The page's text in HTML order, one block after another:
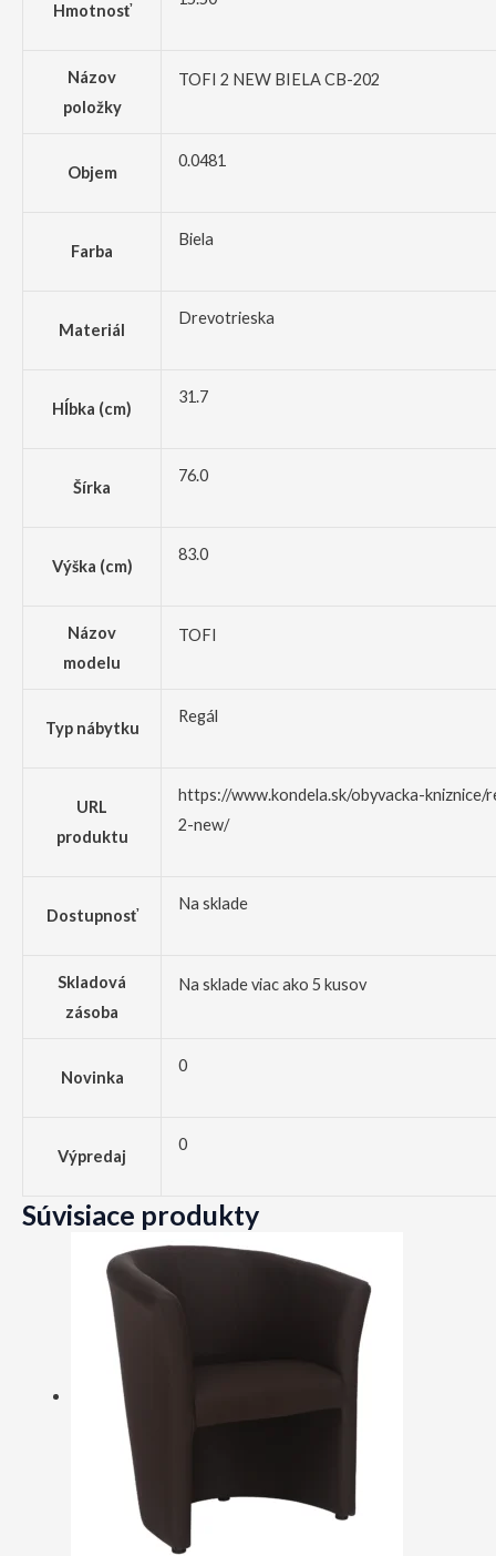
Hmotnosť
Názov
položky
TOFI 2 NEW BIELA CB-202
Objem
0.0481
Farba
Biela
Materiál
Drevotrieska
Hĺbka (cm)
31.7
Šírka
76.0
Výška (cm)
83.0
Názov
modelu
TOFI
Typ nábytku
Regál
URL
produktu
https://www.kondela.sk/obyvacka-
2-new/
Dostupnosť
Na sklade
Skladová
zásoba
Na sklade viac ako 5 kusov
Novinka
0
Výpredaj
0
Súvisiace produkty